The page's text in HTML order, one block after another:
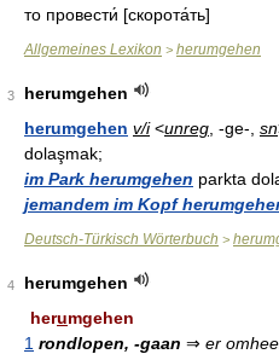
то провести́ [скорота́ть]
Allgemeines Lexikon > herumgehen
3
herumgehen
herumgehen v/i<unreg , -ge-, sn
dolaşmak;
im Park herumgehen parkta
jemandem im Kopf
Deutsch-Türkisch Wörterbuch >
4
herumgehen
herumgehen
1 rondlopen, -gaan ⇒ er